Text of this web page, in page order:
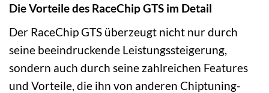
Die Vorteile des RaceChip GTS im Detail
Der RaceChip GTS überzeugt nicht nur durch
seine beeindruckende Leistungssteigerung,
sondern auch durch seine zahlreichen Features
und Vorteile, die ihn von anderen Chiptuning-